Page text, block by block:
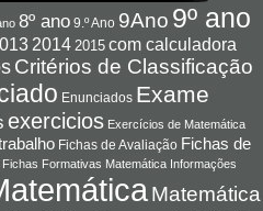
8º ano 9.º Ano 9Ano 9º ano
2014 2015 com calculadora
Critérios de Classificação
Enunciados Exame
exercicios Exercícios de Matemática
Fichas de Avaliação Fichas de
Fichas Formativas Matemática Informações
Matemática